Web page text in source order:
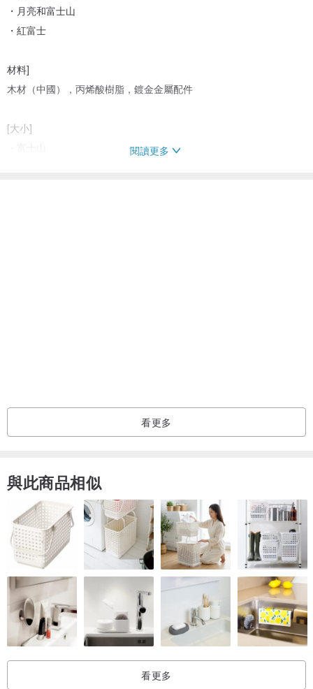
・月亮和富士山
・紅富士
材料]
木材（中國），丙烯酸樹脂，鍍金金屬配件
[大小]
閱讀更多
看更多
與此商品相似
看更多